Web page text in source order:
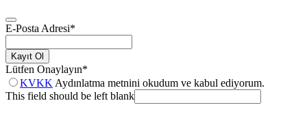
E-Posta Adresi*
Kayıt Ol
Lütfen Onaylayın*
KVKK Aydınlatma metnini okudum ve kabul ediyorum.
This field should be left blank